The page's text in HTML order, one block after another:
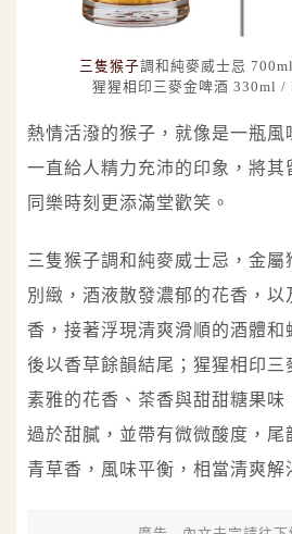
三隻猴子調和純麥威士忌
猩猩相印三麥金啤酒 330ml /
熱情活潑的猴子，就像是一瓶風
一直給人精力充沛的印象，將其
同樂時刻更添滿堂歡笑。
三隻猴子調和純麥威士忌，金屬
別緻，酒液散發濃郁的花香，以
香，接著浮現清爽滑順的酒體和
後以香草餘韻結尾；猩猩相印三
素雅的花香、茶香與甜甜糖果味
過於甜膩，並帶有微微酸度，尾
青草香，風味平衡，相當清爽解